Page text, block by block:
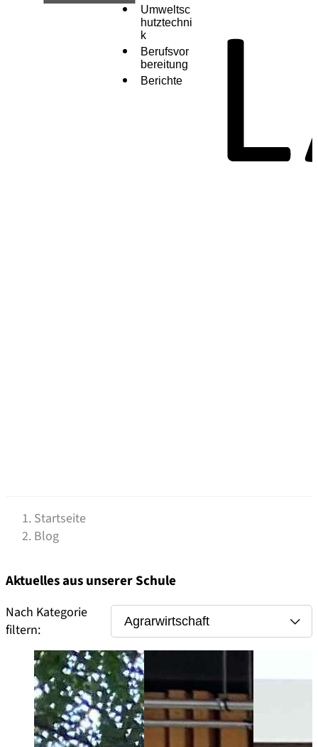
Umweltsc
hutztechni
k
Berufsvor
bereitung
Berichte
Startseite
Blog
Aktuelles aus unserer Schule
Nach Kategorie
filtern: